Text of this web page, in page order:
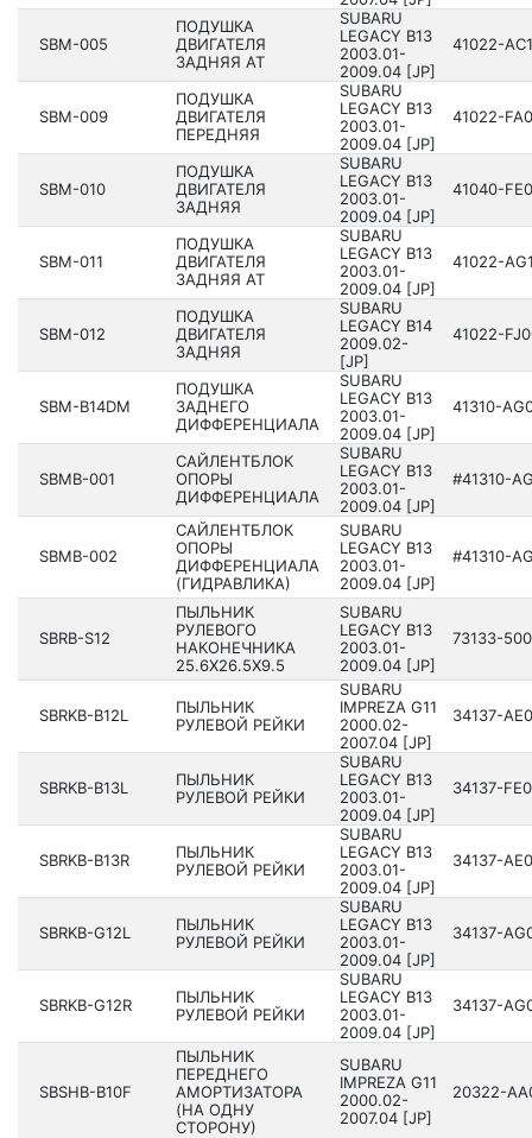
SBM-005
ПОДУШКА
ДВИГАТЕЛЯ
ЗАДНЯЯ AT
SUBARU
LEGACY B13
200­3.01-
2009.04 [JP]
41022­-
SBM-009
ПОДУШКА
ДВИГАТЕЛЯ
ПЕРЕДНЯЯ
SUBARU
LEGACY B13
200­3.01-
2009.04 [JP]
41022­-
SBM-010
ПОДУШКА
ДВИГАТЕЛЯ
ЗАДНЯЯ
SUBARU
LEGACY B13
200­3.01-
2009.04 [JP]
41040­-
SBM-011
ПОДУШКА
ДВИГАТЕЛЯ
ЗАДНЯЯ AT
SUBARU
LEGACY B13
200­3.01-
2009.04 [JP]
41022­-
SBM-012
ПОДУШКА
ДВИГАТЕЛЯ
ЗАДНЯЯ
SUBARU
LEGACY B14
200­9.02-
[JP]
41022­-
SBM-B14DM
ПОДУШКА
ЗАДНЕГО
ДИФФЕРЕНЦИАЛА
SUBARU
LEGACY B13
200­3.01-
2009.04 [JP]
41310­-
SBMB-001
САЙЛЕНТБЛОК
ОПОРЫ
ДИФФЕРЕНЦИАЛА
SUBARU
LEGACY B13
200­3.01-
2009.04 [JP]
#41310­-
SBMB-002
САЙЛЕНТБЛОК
ОПОРЫ
ДИФФЕРЕНЦИАЛА
(ГИДРАВЛИКА)
SUBARU
LEGACY B13
200­3.01-
2009.04 [JP]
#41310­-
SBRB-S12
ПЫЛЬНИК
РУЛЕВОГО
НАКОНЕЧНИКА
25.6X26.5X9.5
SUBARU
LEGACY B13
200­3.01-
2009.04 [JP]
73133­-
SBRKB-B12L
ПЫЛЬНИК
РУЛЕВОЙ РЕЙКИ
SUBARU
IMPREZA G11
200­0.02-
2007.04 [JP]
34137­-
SBRKB-B13L
ПЫЛЬНИК
РУЛЕВОЙ РЕЙКИ
SUBARU
LEGACY B13
200­3.01-
2009.04 [JP]
34137­-
SBRKB-B13R
ПЫЛЬНИК
РУЛЕВОЙ РЕЙКИ
SUBARU
LEGACY B13
200­3.01-
2009.04 [JP]
34137­-
SBRKB-G12L
ПЫЛЬНИК
РУЛЕВОЙ РЕЙКИ
SUBARU
LEGACY B13
200­3.01-
2009.04 [JP]
34137­-
SBRKB-G12R
ПЫЛЬНИК
РУЛЕВОЙ РЕЙКИ
SUBARU
LEGACY B13
200­3.01-
2009.04 [JP]
34137­-
SBSHB-B10F
ПЫЛЬНИК
ПЕРЕДНЕГО
АМОРТИЗАТОРА
(НА ОДНУ
СТОРОНУ)
SUBARU
IMPREZA G11
200­0.02-
2007.04 [JP]
20322­-